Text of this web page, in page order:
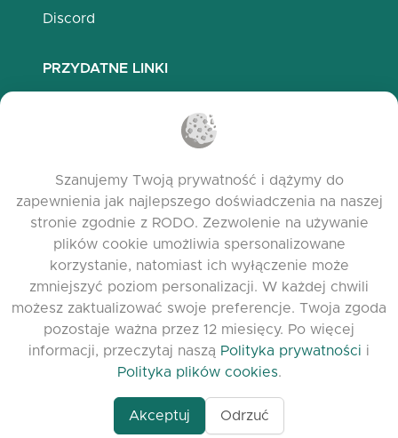
Discord
PRZYDATNE LINKI
Warunki korzystania
Release Notes
Agent-7/Maximizing-
© 2026 clasora.com platform | Wszelkie prawa
Szanujemy Twoją prywatność i dążymy do
zapewnienia jak najlepszego doświadczenia na naszej
stronie zgodnie z RODO. Zezwolenie na używanie
plików cookie umożliwia spersonalizowane
korzystanie, natomiast ich wyłączenie może
zmniejszyć poziom personalizacji. W każdej chwili
możesz zaktualizować swoje preferencje. Twoja zgoda
pozostaje ważna przez 12 miesięcy. Po więcej
informacji, przeczytaj naszą Polityka prywatności i
Polityka plików cookies.
Akceptuj Odrzuć